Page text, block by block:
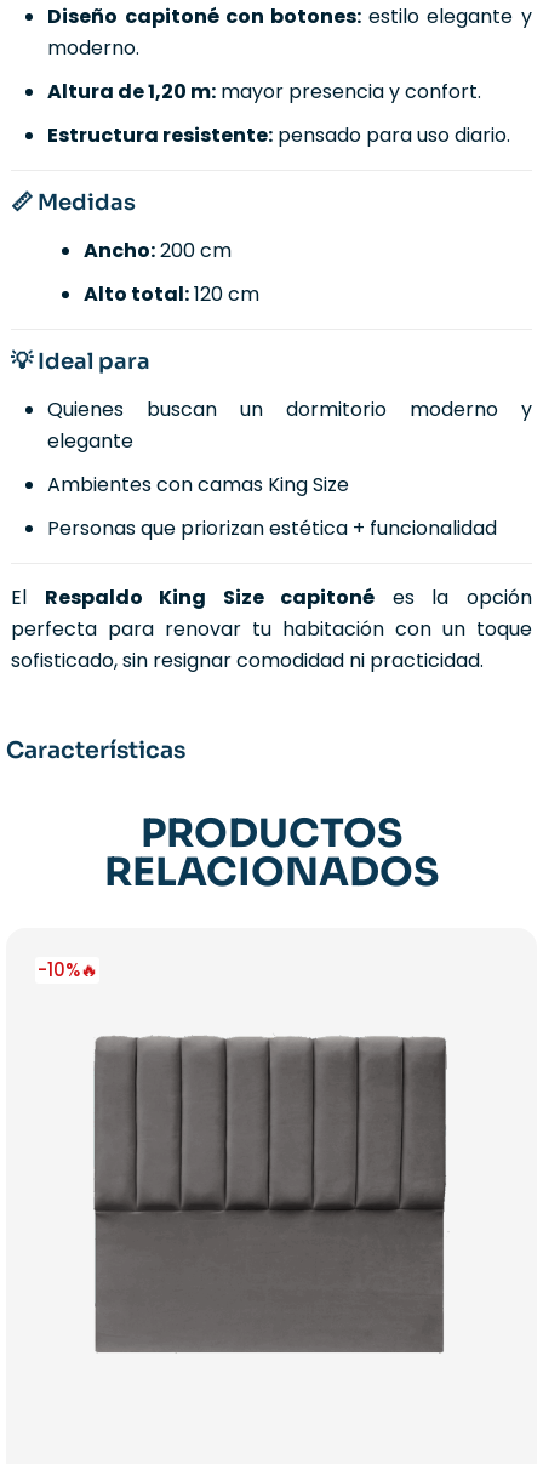
Diseño capitoné con botones: estilo elegante y
moderno.
Altura de 1,20 m: mayor presencia y confort.
Estructura resistente: pensado para uso diario.
📏 Medidas
Ancho:200 cm
Alto total:120 cm
💡 Ideal para
Quienes buscan un dormitorio moderno y
elegante
Ambientes con camas King Size
Personas que priorizan estética + funcionalidad
El Respaldo King Size capitoné es la opción
perfecta para renovar tu habitación con un toque
sofisticado, sin resignar comodidad ni practicidad.
Características
PRODUCTOS
RELACIONADOS
-10%🔥